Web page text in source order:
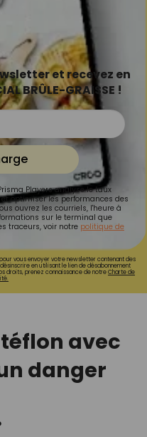
et recevez en
BRÛLE-GRAISSE !
Players analyse le taux
optimiser les performances des
ouvrez les courriels, l'heure à
sur le terminal que
traceurs, voir notre politique de
vous envoyer votre newsletter contenant des
en utilisant le lien de désabonnement
droits, prenez connaissance de notreCharte de
téflon avec
un danger